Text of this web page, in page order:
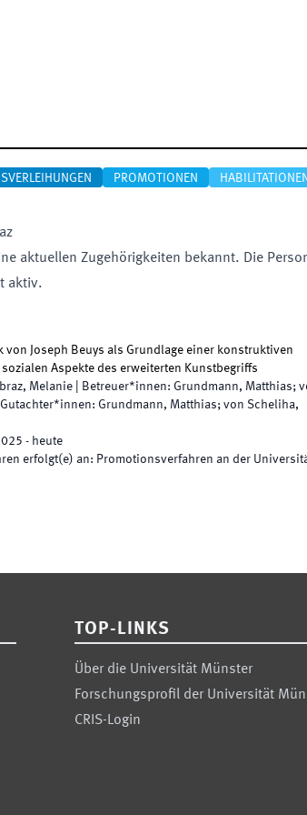
PROMOTIONEN HABILITATIONEN
aktuellen Zugehörigkeiten bekannt. Die
aktiv.
von Joseph Beuys als Grundlage einer konstruktiven
Aspekte des erweiterten Kunstbegriffs
Melanie Betreuer*innen: Grundmann, Matthias;
Gutachter*innen: Grundmann, Matthias; von Scheliha,
- heute
erfolgt(e) an: Promotionsverfahren an der
TOP-LINKS
Über die Universität Münster
Forschungsprofil der Universität
CRIS-Login